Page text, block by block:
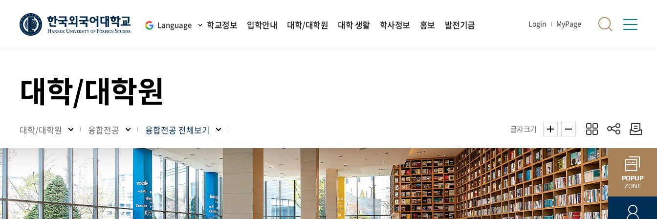
Language 학교정보 입학안내 대학/대학원 대학 생활 학사정보 홍보 발전기금 Login MyPage
POPUP
ZONE
대학/대학원
대학/대학원 융합전공 융합전공 전체보기 글자크기